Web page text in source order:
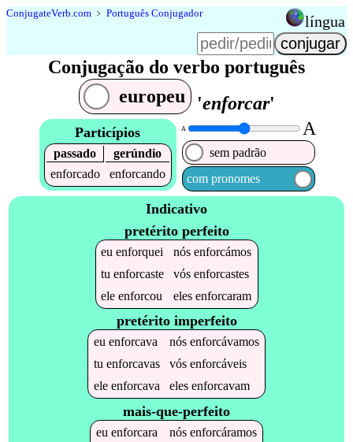
ConjugateVerb.com ﹥ Português Conjugador língua
Conjugação do verbo português
europeu
'enforcar'
Particípios
passado
gerúndio
enforcado
enforcando
A A
sem padrão
com pronomes
Indicativo
pretérito perfeito
euenforquei nósenforcámos
tuenforcaste vósenforcastes
eleenforcou elesenforcaram
pretérito imperfeito
eu enforcava nós enforcávamos
tu enforcavas vós enforcáveis
ele enforcava eles enforcavam
mais-que-perfeito
eu enforcara nós enforcáramos